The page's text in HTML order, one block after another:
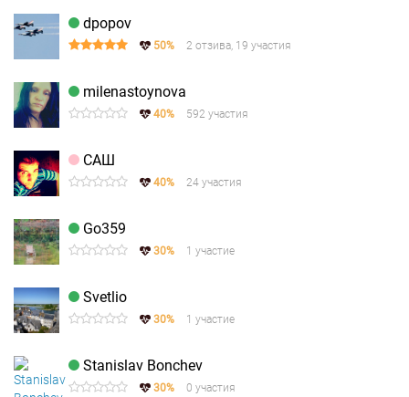
dpopov
50% 2 отзива, 19 участия
milenastoynova
40% 592 участия
САШ
40% 24 участия
Go359
30% 1 участие
Svetlio
30% 1 участие
Stanislav Bonchev
30% 0 участия